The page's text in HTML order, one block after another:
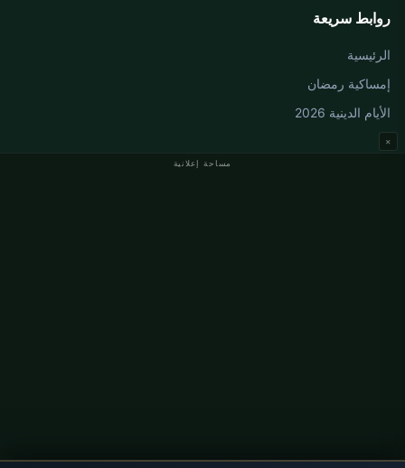
مساحة إعلانية
×
روابط سريعة
الرئيسية
إمساكية رمضان
الأيام الدينية 2026